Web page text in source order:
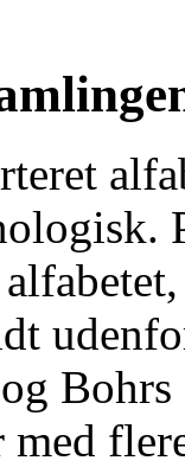
Bohrs